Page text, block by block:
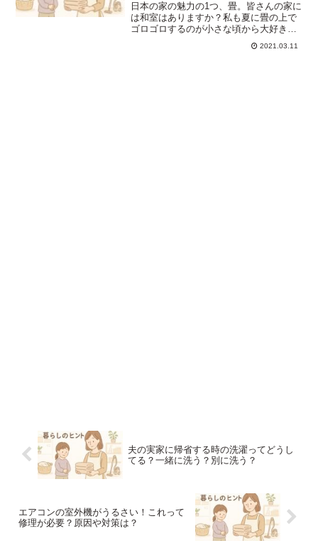
日本の家の魅力の1つ、畳。皆さんの家に
は和室はありますか？私も夏に畳の上で
ゴロゴロするのが小さな頃から大好きで
した(笑)でも、畳にカビが発生してしまう
のもよく聞きますよね。子供の頃は大人
2021.03.11
夫の実家に帰省する時の洗濯ってどうし
てる？一緒に洗う？別に洗う？
エアコンの室外機がうるさい！これって
修理が必要？原因や対策は？